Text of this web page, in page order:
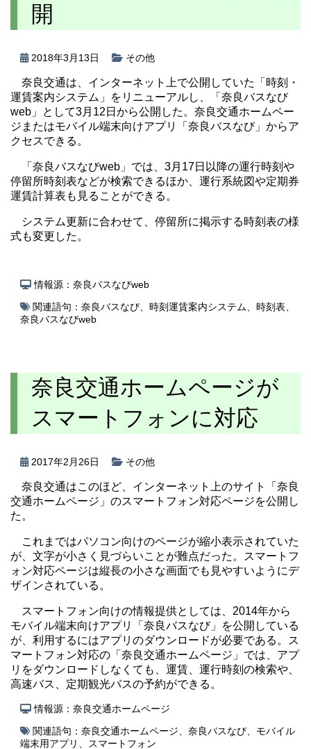
開
2018年3月13日 その他
奈良交通は、インターネット上で公開していた「時刻・
運賃案内システム」をリニューアルし、「奈良バスなび
web」として3月12日から公開した。奈良交通ホームペー
ジまたはモバイル端末向けアプリ「奈良バスなび」からア
クセスできる。
「奈良バスなびweb」では、3月17日以降の運行時刻や
停留所時刻表などが検索できるほか、運行系統図や定期券
運賃計算表も見ることができる。
システム更新に合わせて、停留所に掲示する時刻表の様
式も変更した。
情報源：奈良バスなびweb
関連語句： 奈良バスなび 時刻運賃案内システム 時刻表
奈良バスなびweb
奈良交通ホームページが
スマートフォンに対応
2017年2月26日 その他
奈良交通はこのほど、インターネット上のサイト「奈良
交通ホームページ」のスマートフォン対応ページを公開し
た。
これまではパソコン向けのページが縮小表示されていた
が、文字が小さく見づらいことが難点だった。スマートフ
ォン対応ページは縦長の小さな画面でも見やすいようにデ
ザインされている。
スマートフォン向けの情報提供としては、2014年から
モバイル端末向けアプリ「奈良バスなび」を公開している
が、利用するにはアプリのダウンロードが必要である。ス
マートフォン対応の「奈良交通ホームページ」では、アプ
リをダウンロードしなくても、運賃、運行時刻の検索や、
高速バス、定期観光バスの予約ができる。
情報源：奈良交通ホームページ
関連語句： 奈良交通ホームページ 奈良バスなび
モバイル
端末用アプリ
スマートフォン